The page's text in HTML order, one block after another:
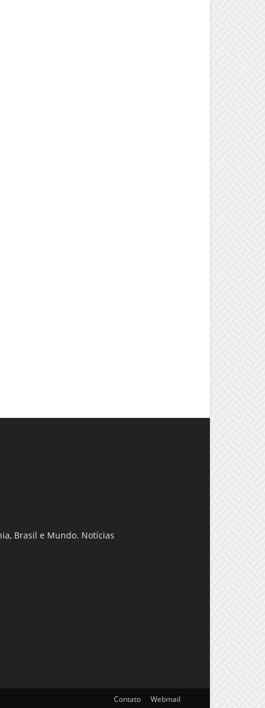
Brasil e Mundo. Notícias
Contato Webmail